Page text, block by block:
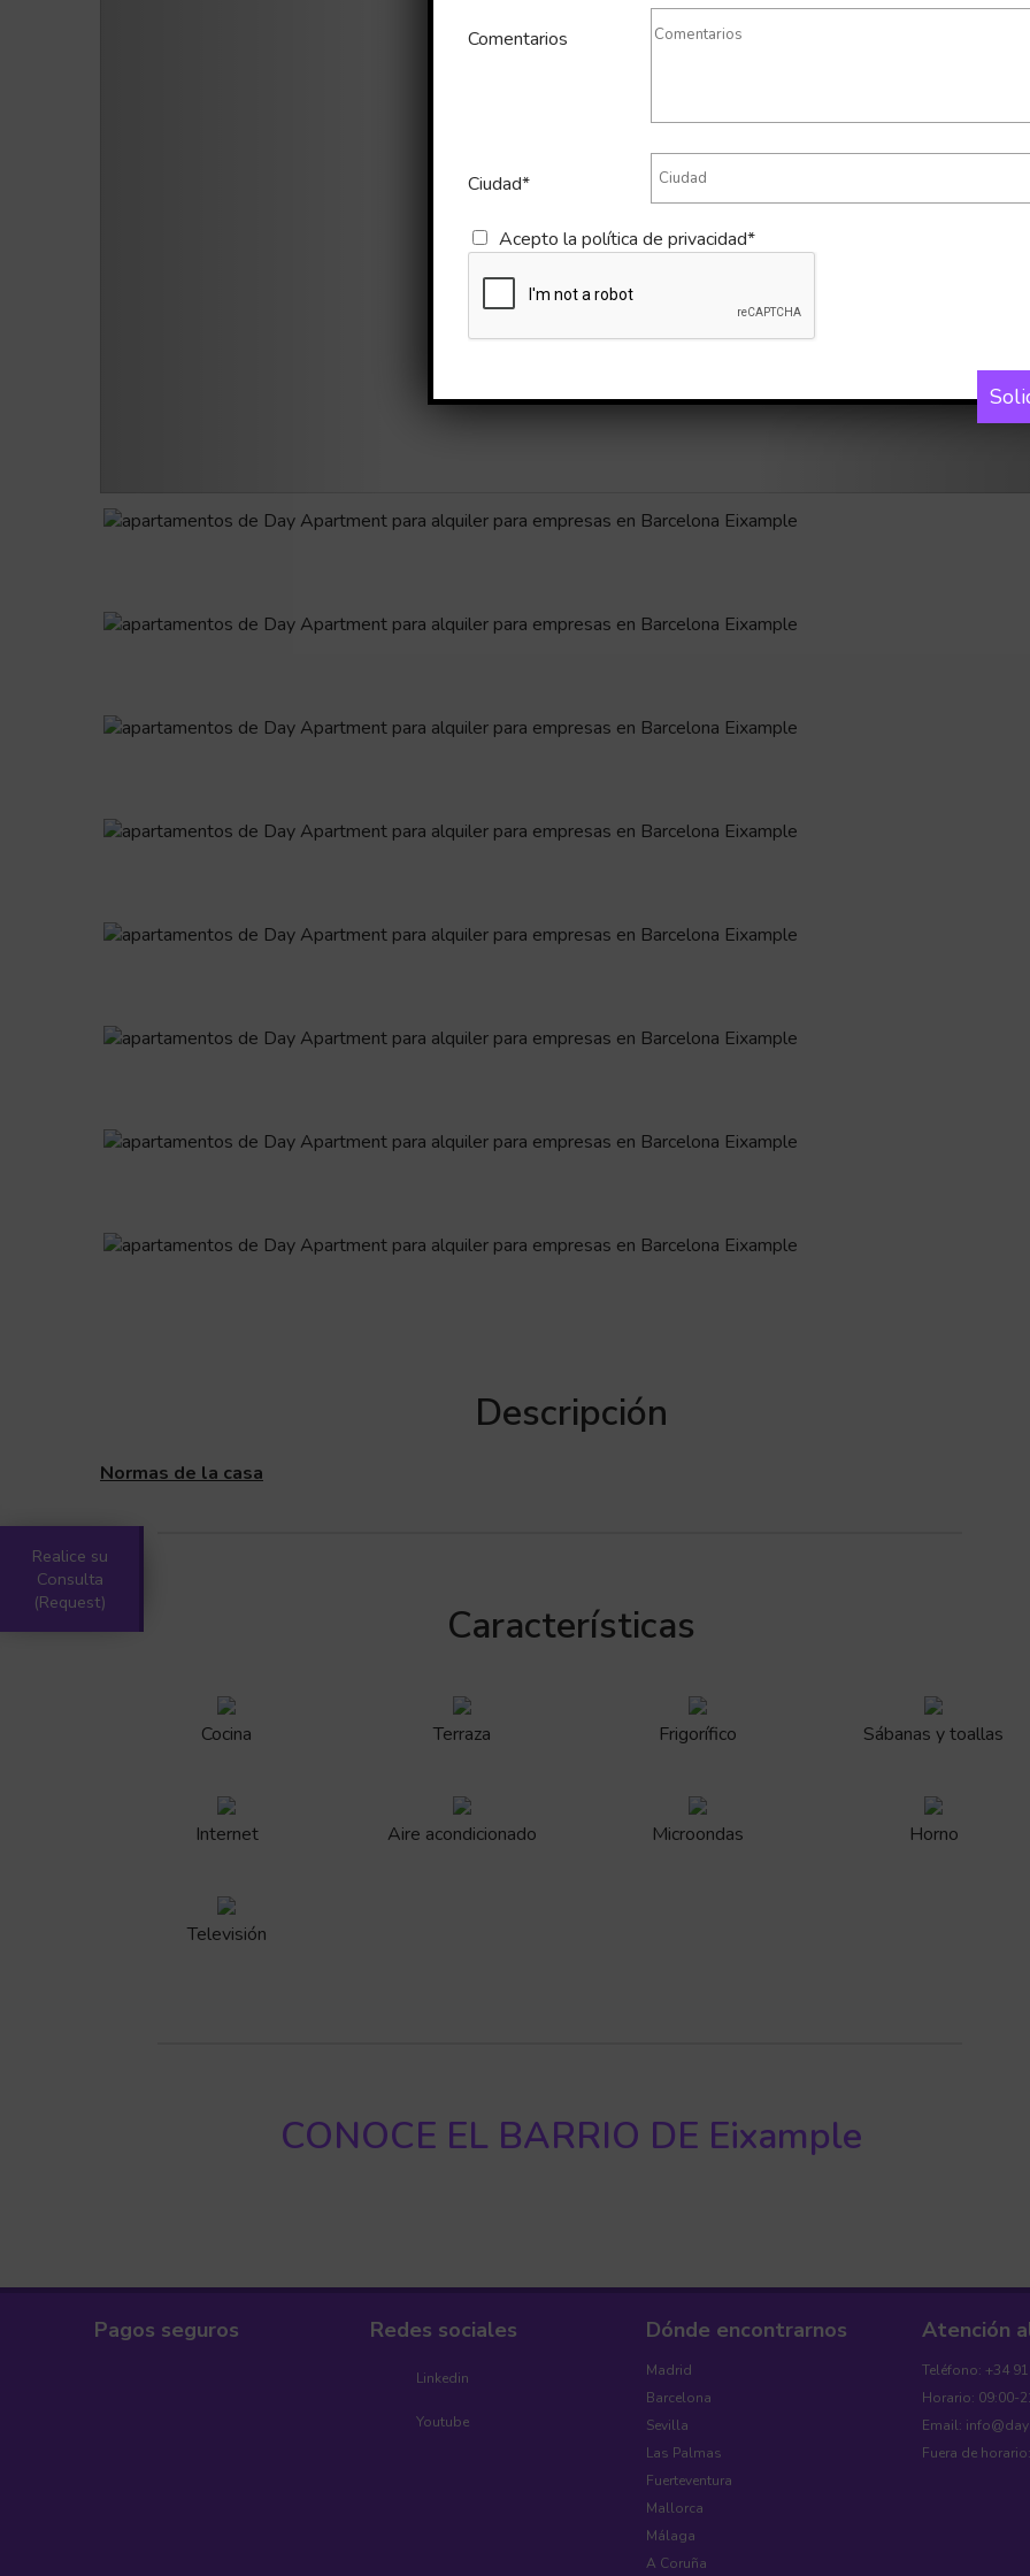
Realice su
Consulta
(Request)
Descripción
Normas de la casa
Características
Cocina Terraza Frigorífico Sábanas y toallas
Internet Aire acondicionado Microondas Horno
Televisión
CONOCE EL BARRIO DE Eixample
Pagos seguros Redes sociales
Linkedin
Youtube
Dónde encontrarnos
Madrid
Barcelona
Sevilla
Las Palmas
Fuerteventura
Mallorca
Málaga
A Coruña
Atención
Teléfono: +34
Horario: 09:00-
Email:
Fuera de
Comentarios
Ciudad*
Acepto la política de privacidad*